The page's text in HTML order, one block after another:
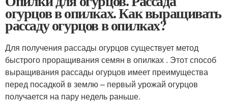
огурцов в опилках. Как выращивать
рассаду огурцов в опилках?
Для получения рассады огурцов существует метод
быстрого проращивания семян в опилках . Этот способ
выращивания рассады огурцов имеет преимущества
перед посадкой в землю – первый урожай огурцов
получается на пару недель раньше.